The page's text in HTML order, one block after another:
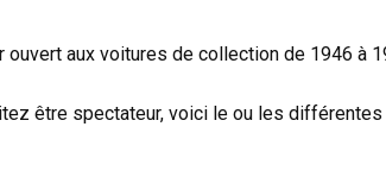
ouvert aux voitures de collection de 1946 à
être spectateur, voici le ou les différentes